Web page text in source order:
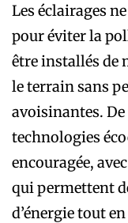
Les éclairages
pour éviter la
être installés de
le terrain sans
avoisinantes.
technologies
encouragée,
qui permettent
d’énergie tout